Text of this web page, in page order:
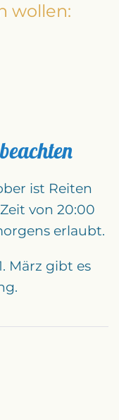
wollen:
ist Reiten
von 20:00
erlaubt.
März gibt es